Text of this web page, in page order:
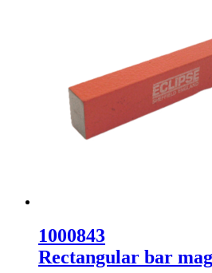
1000843
Rectangular bar